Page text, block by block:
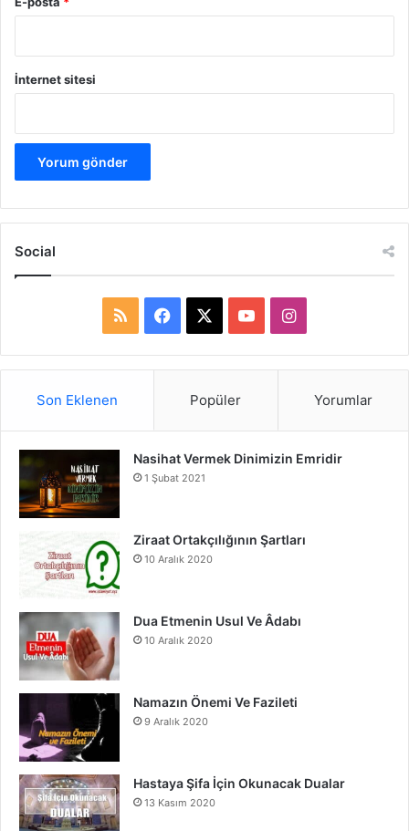
İnternet sitesi
Social
S
a
b
o
o
u
e
I
n
a
r
Son Eklenen Popüler Yorumlar
Nasihat Vermek Dinimizin Emridir
1 Şubat 2021
Ziraat Ortakçılığının Şartları
10 Aralık 2020
Dua Etmenin Usul Ve Âdabı
10 Aralık 2020
Namazın Önemi Ve Fazileti
9 Aralık 2020
Hastaya Şifa İçin Okunacak Dualar
13 Kasım 2020